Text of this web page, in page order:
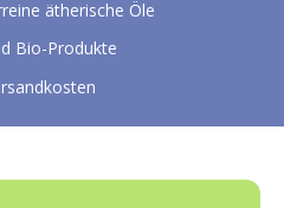
ätherische Öle
Bio-Produkte